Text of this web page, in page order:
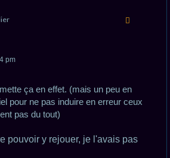
pm
ça en effet. (mais un peu en
pour ne pas induire en erreur ceux
pas du tout)
pouvoir y rejouer, je l'avais pas